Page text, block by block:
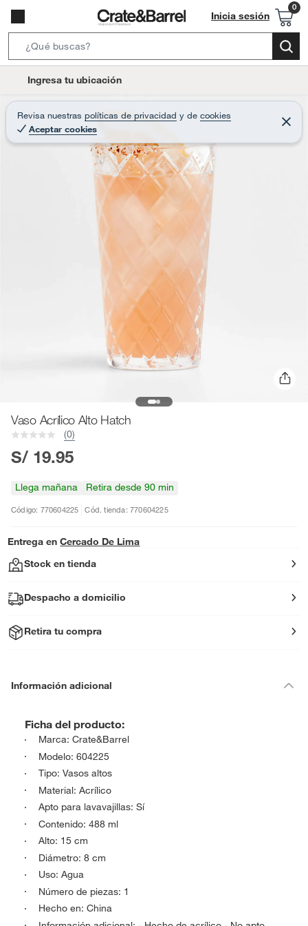
Inicia sesión
e
r
c
B
a
r
t
Ingresa tu ubicación
Revisa nuestras políticas de privacidad y de cookies
Aceptar cookies
C
e
r
Vaso Acrílico Alto Hatch
(0)
S/ 19.95
Llega mañana Retira desde 90 min
Código: 770604225 Cód. tienda: 770604225
Entrega en Cercado De Lima
Stock en tienda
Despacho a domicilio
Retira tu compra
Información adicional
Ficha del producto:
Marca: Crate&Barrel
Modelo: 604225
Tipo: Vasos altos
Material: Acrílico
Apto para lavavajillas: Sí
Contenido: 488 ml
Alto: 15 cm
Diámetro: 8 cm
Uso: Agua
Número de piezas: 1
Hecho en: China